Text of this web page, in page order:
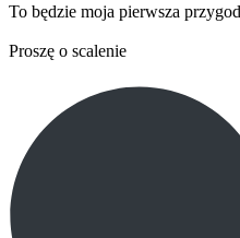
To będzie moja pierwsza
Proszę o scalenie